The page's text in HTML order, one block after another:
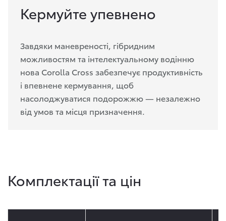
Кермуйте упевнено
Завдяки маневреності, гібридним
можливостям та інтелектуальному водінню
нова Corolla Cross забезпечує продуктивність
і впевнене кермування, щоб
насолоджуватися подорожжю — незалежно
від умов та місця призначення.
Комплектації та цін